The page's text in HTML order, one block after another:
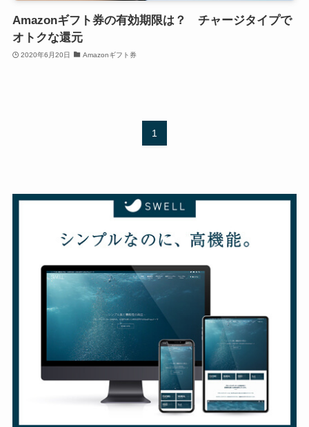
Amazonギフト券の有効期限は？ チャージタイプで
オトクな還元
2020年6月20日 Amazonギフト券
1